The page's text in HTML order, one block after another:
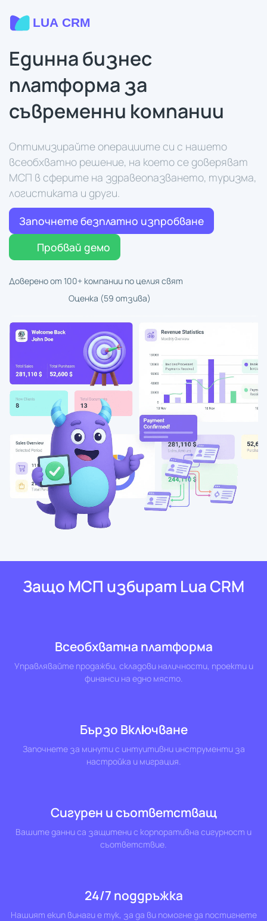
Единна бизнес
платформа за
съвременни компании
Оптимизирайте операциите си с нашето
всеобхватно решение, на което се доверяват
МСП в сферите на здравеопазването, туризма,
логистиката и други.
Започнете безплатно изпробване
Пробвай демо
Доверено от 100+ компании по целия свят
Оценка (59 отзива)
Защо МСП избират Lua CRM
Всеобхватна платформа
Управлявайте продажби, складови наличности, проекти и
финанси на едно място.
Бързо Включване
Започнете за минути с интуитивни инструменти за
настройка и миграция.
Сигурен и съответстващ
Вашите данни са защитени с корпоративна сигурност и
съответствие.
24/7 поддръжка
Нашият екип винаги е тук, за да ви помогне да постигнете